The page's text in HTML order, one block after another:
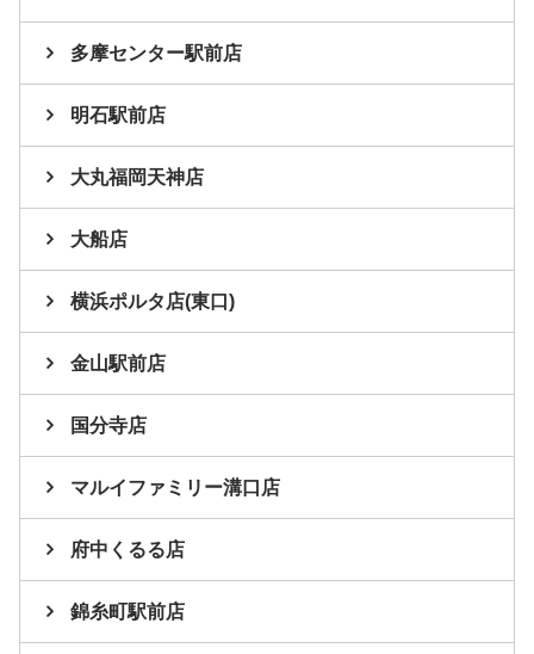
多摩センター駅前店
明石駅前店
大丸福岡天神店
大船店
横浜ポルタ店(東口)
金山駅前店
国分寺店
マルイファミリー溝口店
府中くるる店
錦糸町駅前店